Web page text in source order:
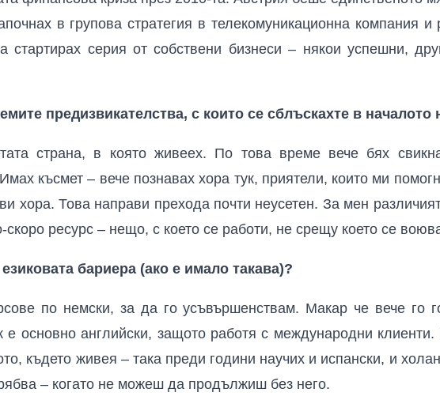
в групова стратегия в телекомуникационна компания
стартирах серия от собствени бизнеси – някои успешни,
предизвикателства, с които се сблъскахте в началото
страна, в която живеех. По това време вече бях
късмет – вече познавах хора тук, приятели, които ми
хора. Това направи прехода почти неусетен. За мен
скоро ресурс – нещо, с което се работи, не срещу което се
бариера (ако е имало такава)?
по немски, за да го усъвършенствам. Макар че вече го
е основно английски, защото работя с международни
където живея – така преди години научих и испански, и
– когато не можеш да продължиш без него.